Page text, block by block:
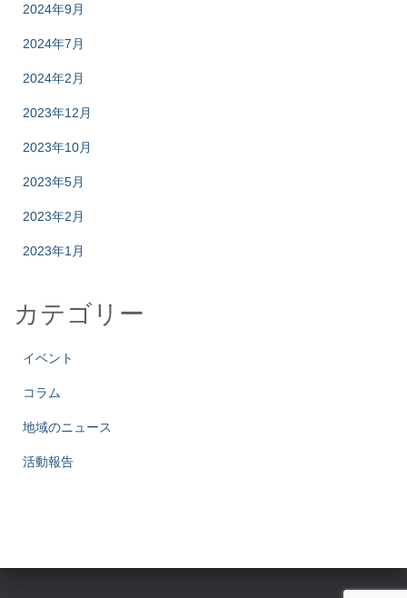
2024年9月
2024年7月
2024年2月
2023年12月
2023年10月
2023年5月
2023年2月
2023年1月
カテゴリー
イベント
コラム
地域のニュース
活動報告